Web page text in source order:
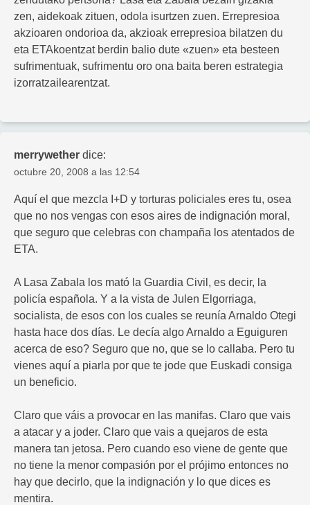
zen, aidekoak zituen, odola isurtzen zuen. Errepresioa
akzioaren ondorioa da, akzioak errepresioa bilatzen du
eta ETAkoentzat berdin balio dute «zuen» eta besteen
sufrimentuak, sufrimentu oro ona baita beren estrategia
izorratzailearentzat.
merrywether dice:
octubre 20, 2008 a las 12:54
Aquí el que mezcla I+D y torturas policiales eres tu, osea
que no nos vengas con esos aires de indignación moral,
que seguro que celebras con champaña los atentados de
ETA.
A Lasa Zabala los mató la Guardia Civil, es decir, la
policía española. Y a la vista de Julen Elgorriaga,
socialista, de esos con los cuales se reunía Arnaldo Otegi
hasta hace dos días. Le decía algo Arnaldo a Eguiguren
acerca de eso? Seguro que no, que se lo callaba. Pero tu
vienes aquí a piarla por que te jode que Euskadi consiga
un beneficio.
Claro que váis a provocar en las manifas. Claro que vais
a atacar y a joder. Claro que vais a quejaros de esta
manera tan jetosa. Pero cuando eso viene de gente que
no tiene la menor compasión por el prójimo entonces no
hay que decirlo, que la indignación y lo que dices es
mentira.